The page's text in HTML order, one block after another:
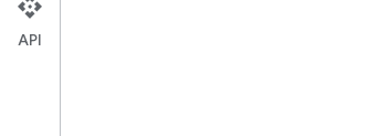
Übersetzungen können
API